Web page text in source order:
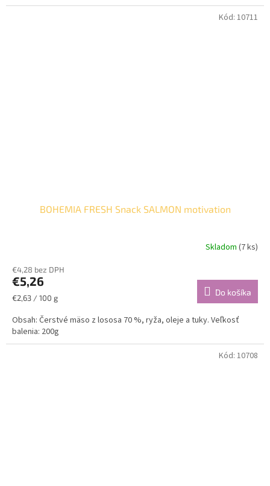
BOHEMIA FRESH Snack SALMON motivation
Skladom (7 ks)
€4,28 bez DPH
€5,26
Jednotková
€2,63 / 100 g
Do košíka
Obsah: Čerstvé mäso z lososa 70 %, ryža, oleje a tuky. Veľkosť
balenia: 200g
Kód: 10711
Kód: 10708